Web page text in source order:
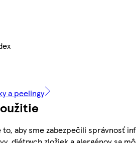
a peelingy
to, aby sme zabezpečili správnosť